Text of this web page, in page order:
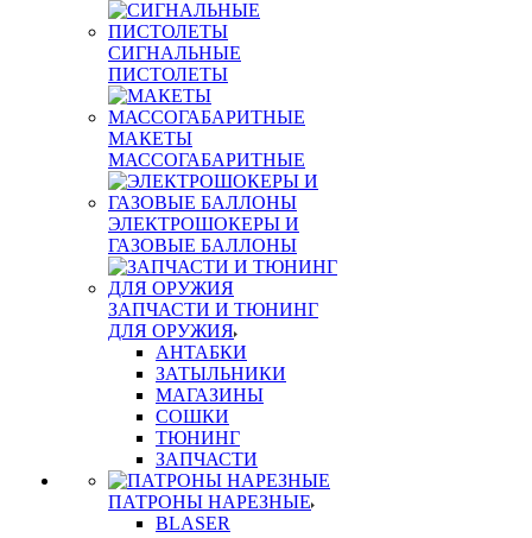
СИГНАЛЬНЫЕ
ПИСТОЛЕТЫ
МАКЕТЫ
МАССОГАБАРИТНЫЕ
ЭЛЕКТРОШОКЕРЫ И
ГАЗОВЫЕ БАЛЛОНЫ
ЗАПЧАСТИ И ТЮНИНГ
ДЛЯ ОРУЖИЯ
АНТАБКИ
ЗАТЫЛЬНИКИ
МАГАЗИНЫ
СОШКИ
ТЮНИНГ
ЗАПЧАСТИ
ПАТРОНЫ НАРЕЗНЫЕ
BLASER